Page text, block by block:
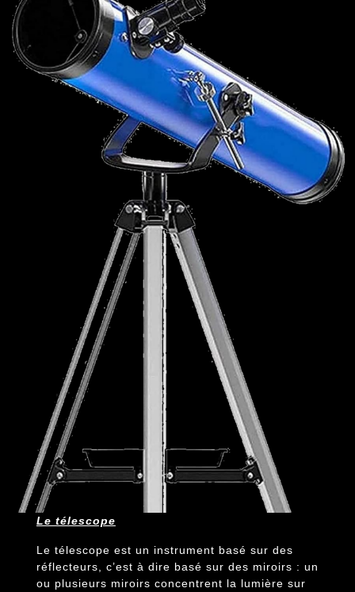
Le télescope
Le télescope est un instrument basé sur des
réflecteurs, c’est à dire basé sur des miroirs : un
ou plusieurs miroirs concentrent la lumière sur